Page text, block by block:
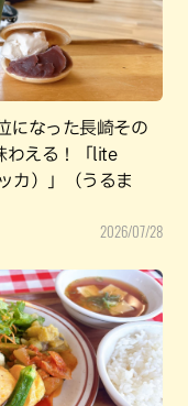
になった長崎その
わえる！「lite
カ）」（うるま
2026/07/28